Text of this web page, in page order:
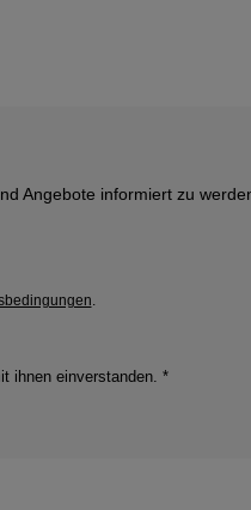
Angebote informiert zu
ihnen einverstanden. *